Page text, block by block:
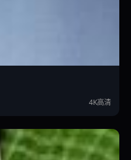
4K高清